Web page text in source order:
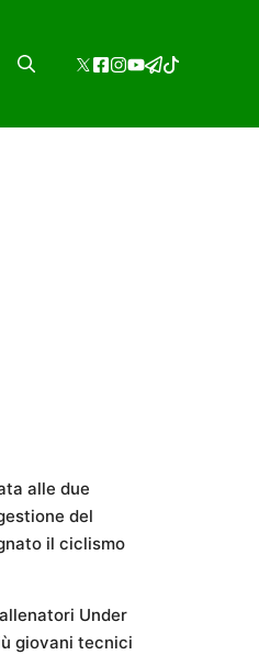
alle due
del
il ciclismo
Under
giovani tecnici